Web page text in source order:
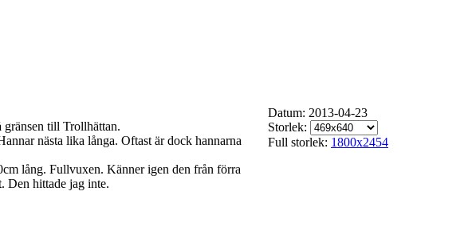
gränsen till Trollhättan.
nästa lika långa. Oftast är dock hannarna
lång. Fullvuxen. Känner igen den från förra
Den hittade jag inte.
Datum: 2013-04-23
Storlek:
Full storlek: 1800x2454